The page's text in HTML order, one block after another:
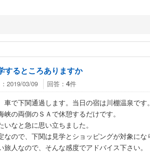
するところありますか
2019/03/09 回答： 4件
車で下関通過します。当日の宿は川棚温泉です。
の両側のＳＡで休憩するだけです。
なと急に思い立ちました。
ので、下関は見学とショッピングが対象にな
人なので、そんな感度でアドバイス下さい。